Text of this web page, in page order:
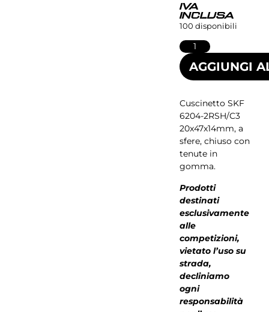
IVA
INCLUSA
100 disponibili
AGGIUNGI
Cuscinetto SKF
6204-2RSH/C3
20x47x14mm, a
sfere, chiuso con
tenute in
gomma.
Prodotti
destinati
esclusivamente
alle
competizioni,
vietato l’uso su
strada,
decliniamo
ogni
responsabilità